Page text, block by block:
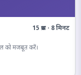
15 प्रश्न · 8 मिनट
को मजबूत करें।